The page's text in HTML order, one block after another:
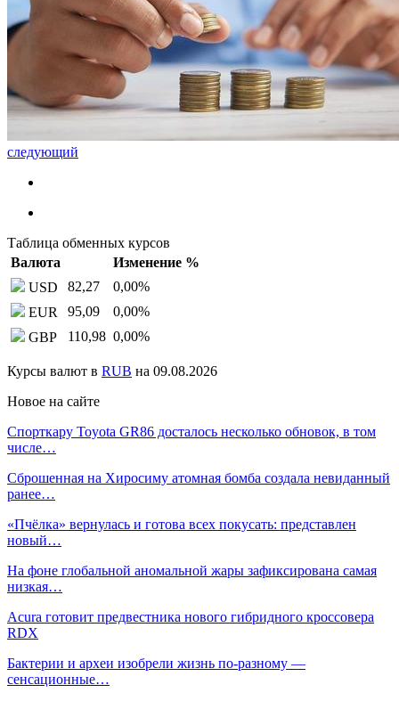
следующий
Таблица обменных курсов
Валюта
Изменение %
USD
82,27 0,00%
EUR
95,09 0,00%
GBP
110,98 0,00%
Курсы валют в RUB на 09.08.2026
Новое на сайте
Спорткару Toyota GR86 досталось несколько обновок, в том
числе…
Сброшенная на Хиросиму атомная бомба создала невиданный
ранее…
«Пчёлка» вернулась и готова всех покусать: представлен
новый…
На фоне глобальной аномальной жары зафиксирована самая
низкая…
Acura готовит предвестника нового гибридного кроссовера
RDX
Бактерии и археи изобрели жизнь по-разному —
сенсационные…